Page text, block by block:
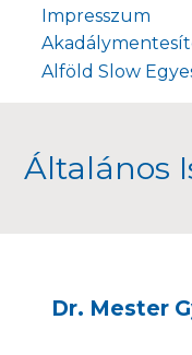
Impresszum
Alföld Slow
Dr. Mester
Általános